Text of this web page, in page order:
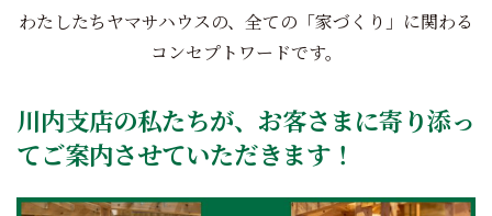
わたしたちヤマサハウスの、全ての「家づくり」に関わる
コンセプトワードです。
川内支店の私たちが、お客さまに寄り添っ
てご案内させていただきます！